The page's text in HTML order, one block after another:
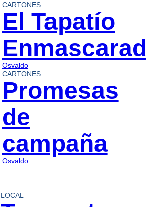
CARTONES
El Tapatío
Osvaldo
CARTONES
Promesas
de
campaña
Osvaldo
LOCAL